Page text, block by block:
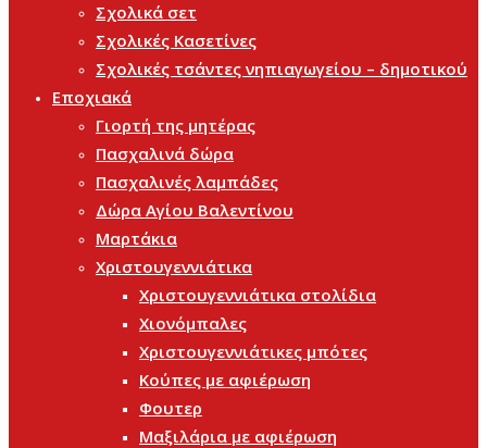
Σχολικά σετ
Σχολικές Κασετίνες
Σχολικές τσάντες νηπιαγωγείου – δημοτικού
Εποχιακά
Γιορτή της μητέρας
Πασχαλινά δώρα
Πασχαλινές λαμπάδες
Δώρα Αγίου Βαλεντίνου
Μαρτάκια
Χριστουγεννιάτικα
Χριστουγεννιάτικα στολίδια
Χιονόμπαλες
Χριστουγεννιάτικες μπότες
Κούπες με αφιέρωση
Φουτερ
Μαξιλάρια με αφιέρωση